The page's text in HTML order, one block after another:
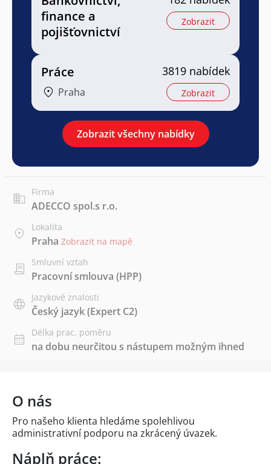
finance a
pojišťovnictví
Zobrazit
Práce
Praha
3819 nabídek
Zobrazit
Zobrazit všechny nabídky
Firma
ADECCO spol.s r.o.
Lokalita
Praha Zobrazit na mapě
Smluvní vztah
Pracovní smlouva (HPP)
Jazykové znalosti
Český jazyk(Expert C2)
Délka prac. poměru
na dobu neurčitou s nástupem možným ihned
O nás
Pro našeho klienta hledáme spolehlivou
administrativní podporu na zkrácený úvazek.
Náplň práce: